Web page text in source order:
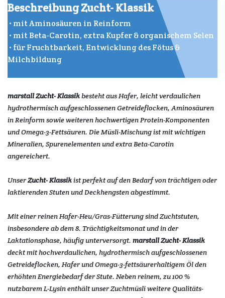
Beschreibung Zucht- Klassik
• mit Aminosäuren in Reinform
• mit Beta-Carotin, extra Kupfer & organischem Selen
• für Fruchtbarkeit, Entwicklung des Fötus &
Milchbildung
marstall Zucht- Klassikbesteht aus Hafer, leicht verdaulichen
hydro­thermisch aufgeschlossenen Getreideflocken, Aminosäuren
in Reinform sowie weiteren hochwertigen Protein-Komponenten
und Omega-3-Fettsäuren. Die Müsli-Mischung ist mit wichtigen
Mineralien, Spurenelementen und extra Beta-Carotin
angereichert.
UnserZucht- Klassikist perfekt auf den Bedarf von trächtigen oder
laktierenden Stuten und Deckhengsten abgestimmt.
Mit einer reinen Hafer-Heu/Gras-Fütterung sind Zuchtstuten,
insbesondere ab dem 8. Trächtigkeitsmonat und in der
Laktationsphase, häufig unterversorgt. marstall Zucht- Klassik
deckt mit hochverdaulichen, hydrothermisch aufgeschlossenen
Getreideflocken, Hafer und Omega-3-fettsäurerhaltigem Öl den
erhöhten Energiebedarf der Stute. Neben reinem, zu 100 %
nutzbarem L-Lysin enthält unser Zuchtmüsli weitere Qualitäts-